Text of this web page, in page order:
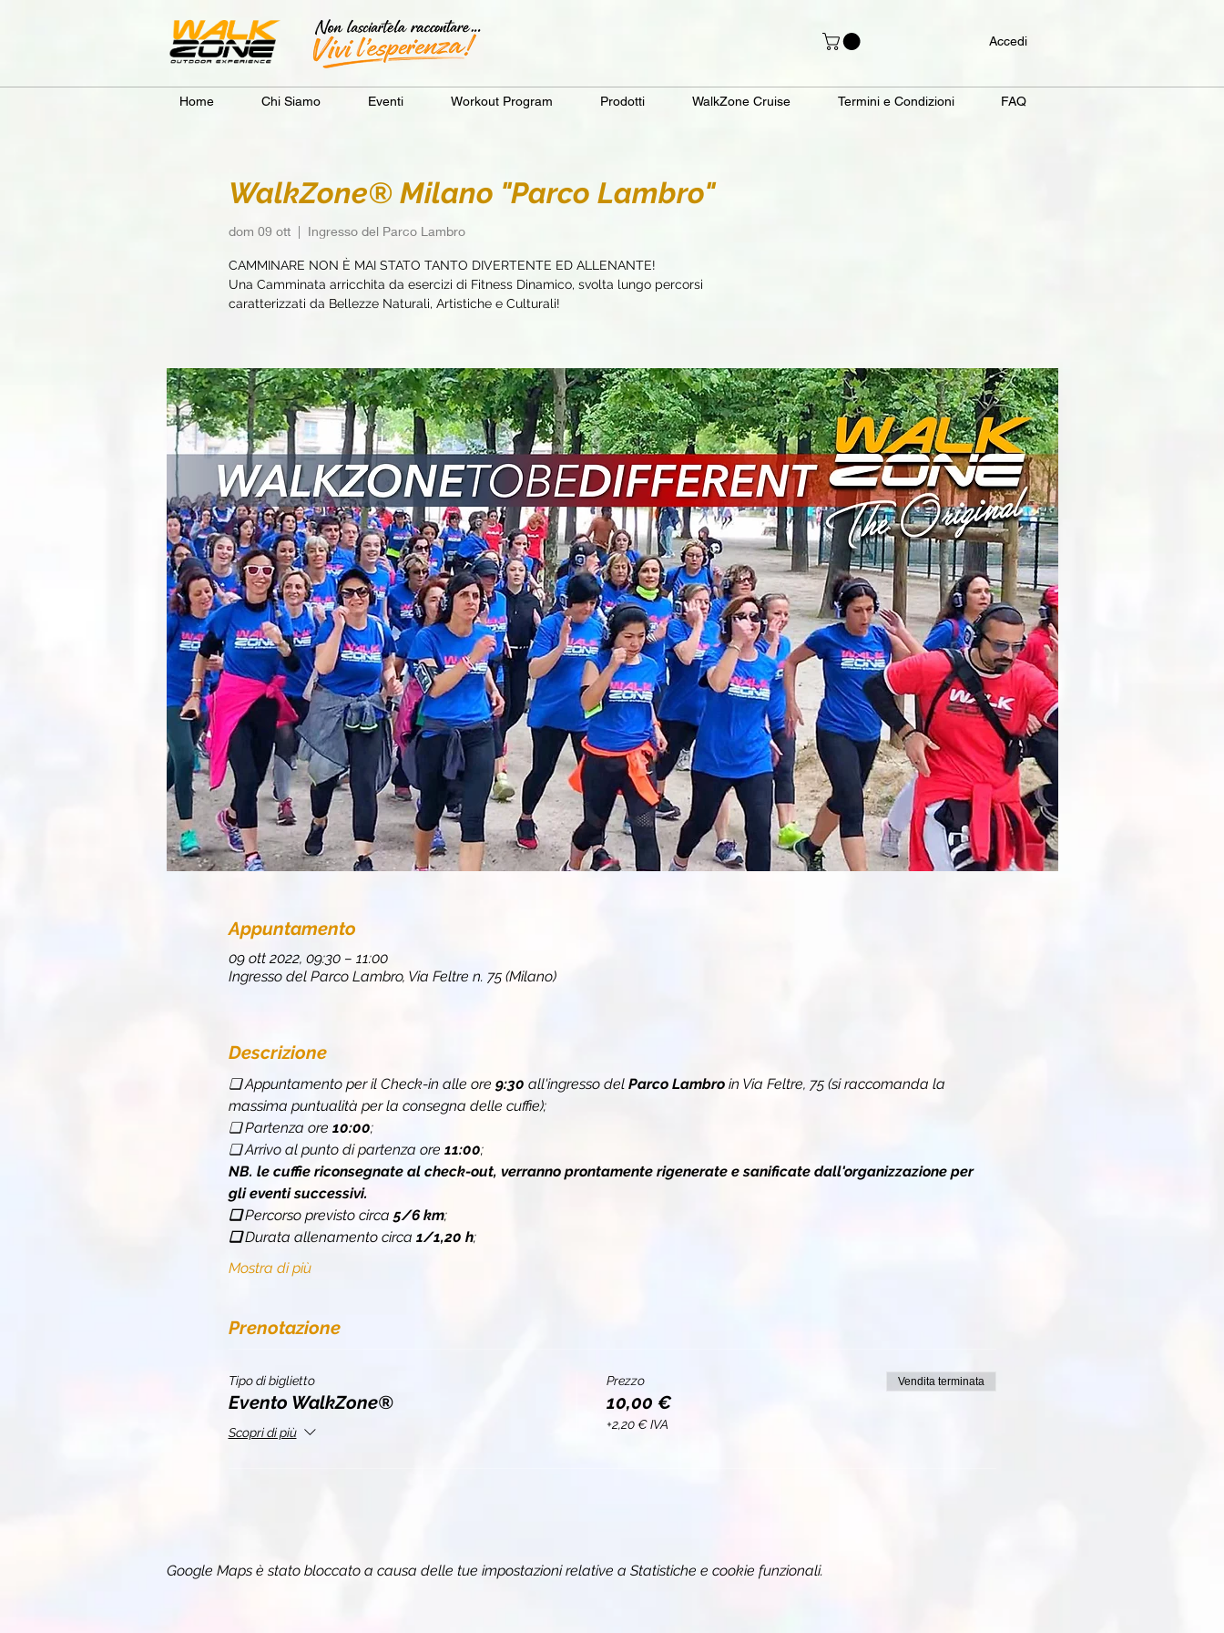
Accedi
Home Chi Siamo Eventi Workout Program Prodotti WalkZone Cruise Termini e Condizioni FAQ
WalkZone® Milano "Parco Lambro"
dom 09 ott
  |
Ingresso del Parco Lambro
CAMMINARE NON È MAI STATO TANTO DIVERTENTE ED ALLENANTE!
Una Camminata arricchita da esercizi di Fitness Dinamico, svolta lungo percorsi
caratterizzati da Bellezze Naturali, Artistiche e Culturali!
Appuntamento
09 ott 2022, 09:30 – 11:00
Ingresso del Parco Lambro, Via Feltre n. 75 (Milano)
Descrizione
❏ Appuntamento per il Check-in alle ore 9:30 all'ingresso del Parco Lambro in Via Feltre, 75 (si raccomanda la
massima puntualità per la consegna delle cuffie);
❏ Partenza ore 10:00;
❏ Arrivo al punto di partenza ore 11:00;
NB. le cuffie riconsegnate al check-out, verranno prontamente rigenerate e sanificate dall'organizzazione per
gli eventi successivi.
❏ Percorso previsto circa 5/6 km;
❏ Durata allenamento circa 1/1,20 h;
Mostra di più
Prenotazione
Tipo di biglietto
Evento WalkZone®
Scopri di più
Prezzo
10,00 €
+2,20 € IVA
Vendita terminata
Google Maps è stato bloccato a causa delle tue impostazioni relative a Statistiche e cookie funzionali.